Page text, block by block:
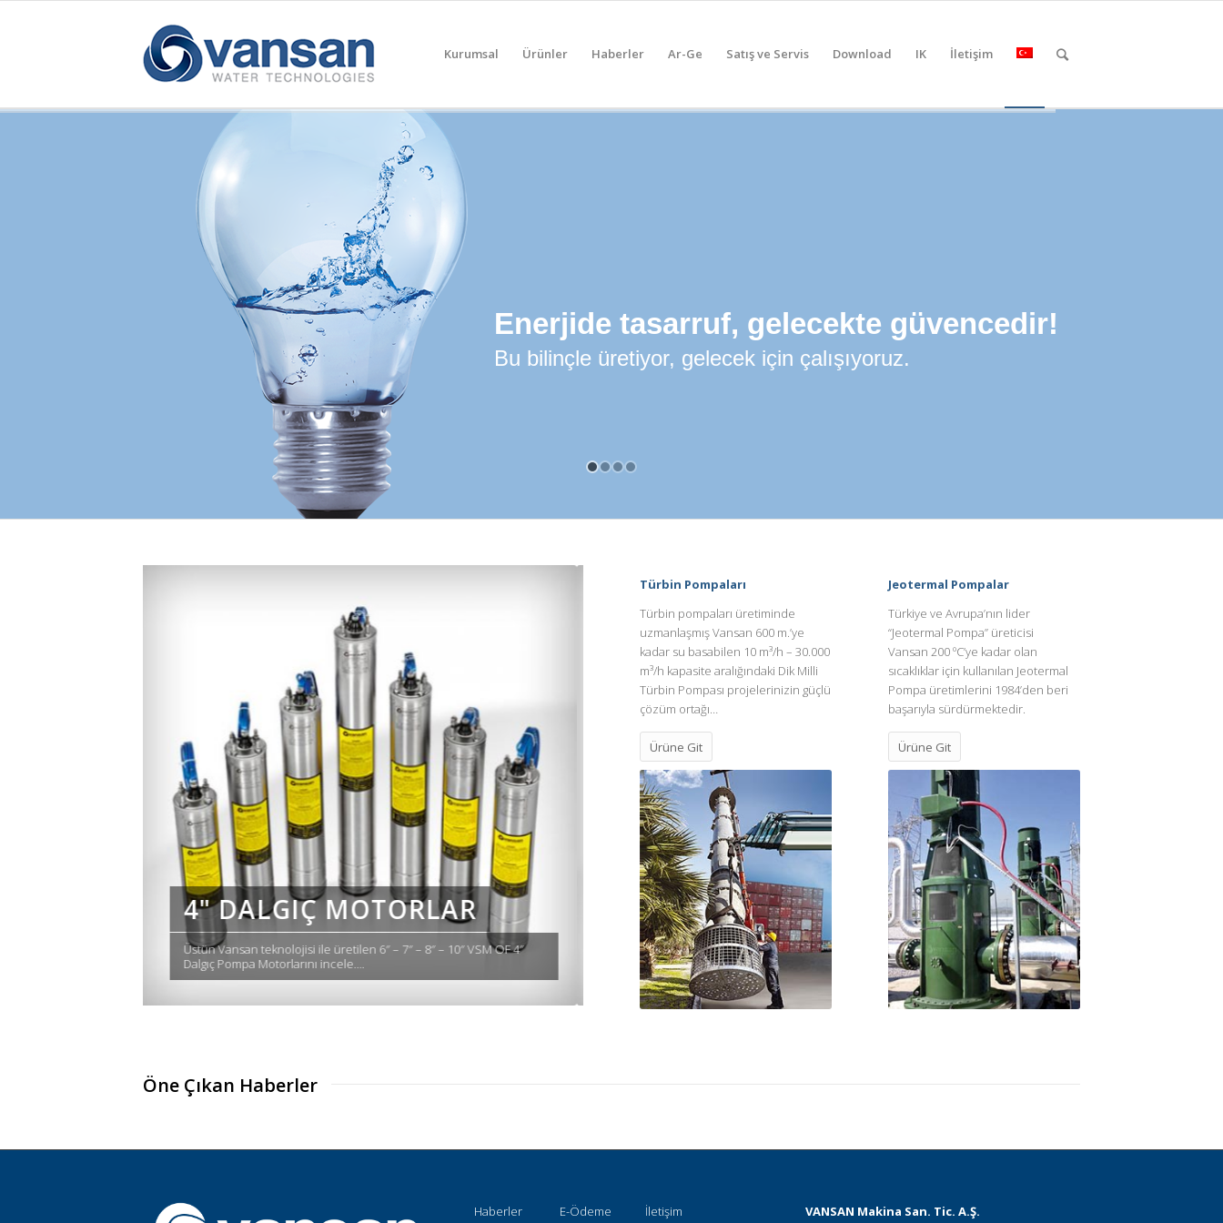
Kurumsal Ürünler Haberler Ar-Ge Satış ve Servis Download IK İletişim
Enerjide tasarruf, gelecekte güvencedir!
Bu bilinçle üretiyor, gelecek için çalışıyoruz.
4" DALGIÇ POMPALAR
24 m³/saat kapasiteye kadar olan %100 Vansan üretimi 4″ Dalgıç
Pompalarını İncele…
Türbin Pompaları
Türbin pompaları üretiminde
uzmanlaşmış Vansan 600 m.’ye
kadar su basabilen 10 m³/h – 30.000
m³/h kapasite aralığındaki Dik Milli
Türbin Pompası projelerinizin güçlü
çözüm ortağı…
Ürüne Git
Jeotermal Pompalar
Türkiye ve Avrupa’nın lider
“Jeotermal Pompa” üreticisi
Vansan 200 ºC’ye kadar olan
sıcaklıklar için kullanılan Jeotermal
Pompa üretimlerini 1984’den beri
başarıyla sürdürmektedir.
Ürüne Git
Öne Çıkan Haberler
Haberler E-Ödeme İletişim
VANSAN Makina San. Tic. A.Ş.